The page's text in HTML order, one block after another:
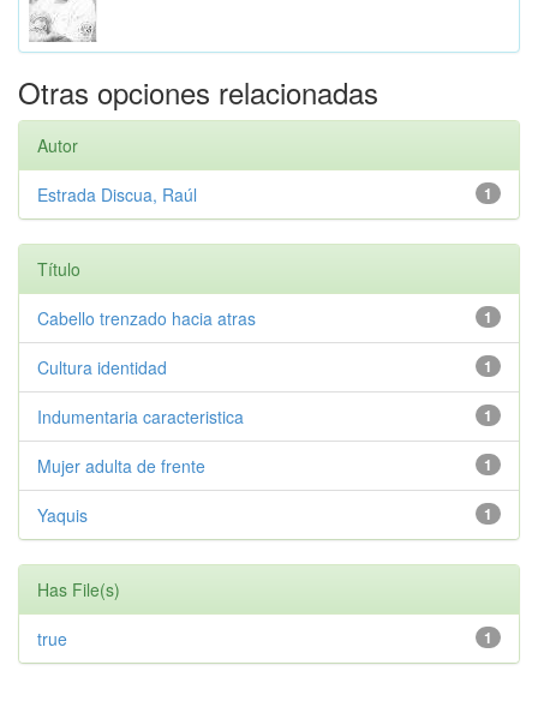
Otras opciones relacionadas
Autor
1
Estrada Discua, Raúl
Título
1
Cabello trenzado hacia atras
1
Cultura identidad
1
Indumentaria caracteristica
1
Mujer adulta de frente
1
Yaquis
Has File(s)
1
true